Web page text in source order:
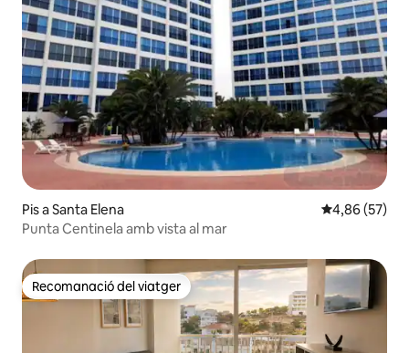
Pis a Santa Elena 4,86 de
4,86 (57)
Punta Centinela amb vista al mar
Recomanació del viatger
Recomanació del viatger